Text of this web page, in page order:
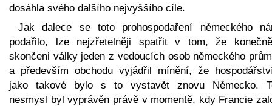
dosáhla svého dalšího nejvyššího cíle.
Jak dalece se toto prohospodaření německého
podařilo, lze nejzřetelněji spatřit v tom, že
skončeni války jeden z vedoucích osob německého
a především obchodu vyjádřil mínění, že
jako takové bylo s to vystavět znovu Německo.
nesmysl byl vyprávěn právě v momentě, kdy Francie